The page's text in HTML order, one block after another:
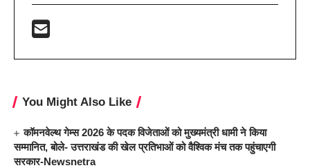
You Might Also Like
कॉमनवेल्थ गेम्स 2026 के पदक विजेताओं को मुख्यमंत्री धामी ने किया
सम्मानित, बोले- उत्तराखंड की खेल प्रतिभाओं को वैश्विक मंच तक पहुंचाएगी
सरकार-Newsnetra